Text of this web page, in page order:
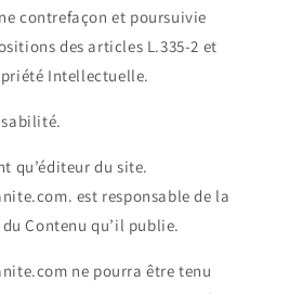
contrefaçon et poursuivie
des articles L.335-2 et
Intellectuelle.
qu’éditeur du site.
est responsable de la
Contenu qu’il publie.
ne pourra être tenu